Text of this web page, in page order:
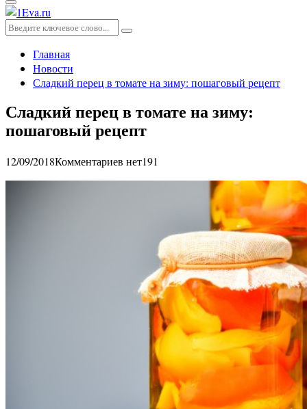
Основное
меню
Искать:
Поиск
Главная
Новости
Сладкий перец в томате на зиму: пошаговый рецепт
Сладкий перец в томате на зиму:
пошаговый рецепт
12/09/2018Комментариев нет191